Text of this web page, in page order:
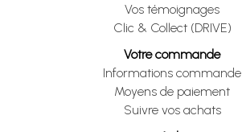
Vos témoignages
Clic & Collect (DRIVE)
Votre commande
Informations commande
Moyens de paiement
Suivre vos achats